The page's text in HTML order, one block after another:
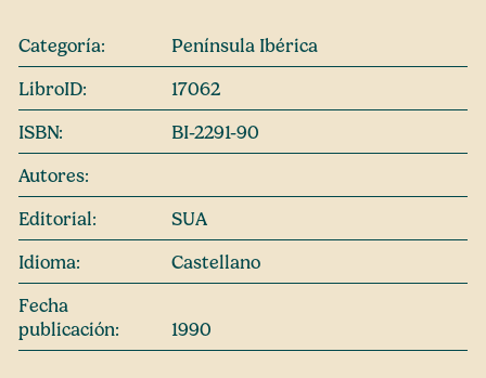
Categoría:
Península Ibérica
LibroID:
17062
ISBN:
BI-2291-90
Autores:
Editorial:
SUA
Idioma:
Castellano
Fecha
publicación:
1990